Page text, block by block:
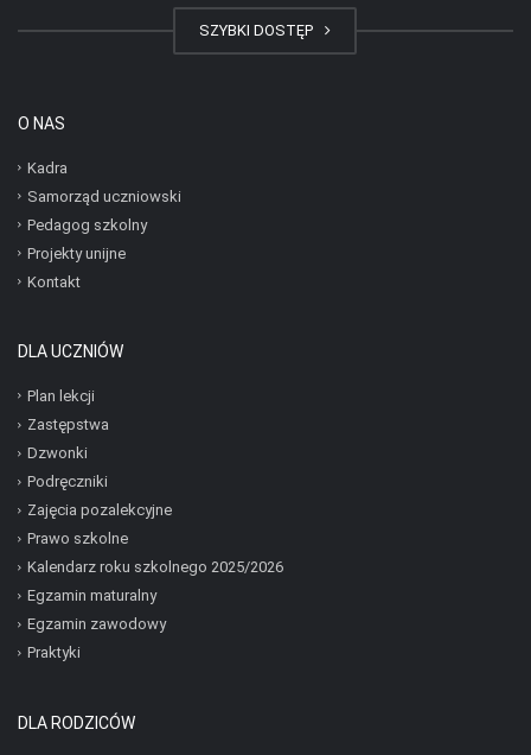
SZYBKI DOSTĘP
O NAS
Kadra
Samorząd uczniowski
Pedagog szkolny
Projekty unijne
Kontakt
DLA UCZNIÓW
Plan lekcji
Zastępstwa
Dzwonki
Podręczniki
Zajęcia pozalekcyjne
Prawo szkolne
Kalendarz roku szkolnego 2025/2026
Egzamin maturalny
Egzamin zawodowy
Praktyki
DLA RODZICÓW